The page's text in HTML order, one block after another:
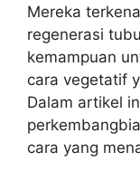
Mereka
regenerasi
kemampuan
cara vegetatif
Dalam artikel
cara yang